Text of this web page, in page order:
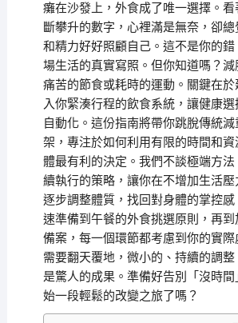
癱在沙發上，外食成了唯一選擇。
斷攀升的數字，心裡滿是無奈，卻總
和精力好好照顧自己。這不是你的
場生活的真實寫照。但你知道嗎？
痛苦的節食或耗時的運動。關鍵在
入你緊湊行程的飲食系統，讓健康選
自動化。這份指南將帶你跳脫傳統
架，專注於如何利用有限的時間和
體最有利的決定。我們不談極端方
續執行的策略，讓你在不增加生活壓
逐步調整體質，找回對身體的掌控
速準備到午餐的外食挑選原則，再
備案，每一個環節都考慮到你的實
需要翻天覆地，微小的、持續的調
是驚人的成果。準備好告別「沒時間
始一段輕鬆的改變之旅了嗎？